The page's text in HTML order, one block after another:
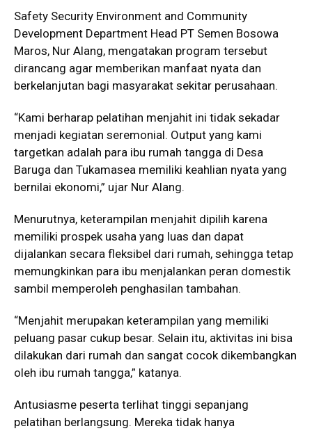
Safety Security Environment and Community
Development Department Head PT Semen Bosowa
Maros, Nur Alang, mengatakan program tersebut
dirancang agar memberikan manfaat nyata dan
berkelanjutan bagi masyarakat sekitar perusahaan.
“Kami berharap pelatihan menjahit ini tidak sekadar
menjadi kegiatan seremonial. Output yang kami
targetkan adalah para ibu rumah tangga di Desa
Baruga dan Tukamasea memiliki keahlian nyata yang
bernilai ekonomi,” ujar Nur Alang.
Menurutnya, keterampilan menjahit dipilih karena
memiliki prospek usaha yang luas dan dapat
dijalankan secara fleksibel dari rumah, sehingga tetap
memungkinkan para ibu menjalankan peran domestik
sambil memperoleh penghasilan tambahan.
“Menjahit merupakan keterampilan yang memiliki
peluang pasar cukup besar. Selain itu, aktivitas ini bisa
dilakukan dari rumah dan sangat cocok dikembangkan
oleh ibu rumah tangga,” katanya.
Antusiasme peserta terlihat tinggi sepanjang
pelatihan berlangsung. Mereka tidak hanya